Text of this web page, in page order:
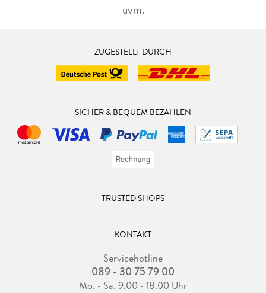
uvm.
ZUGESTELLT DURCH
SICHER & BEQUEM BEZAHLEN
TRUSTED SHOPS
KONTAKT
Servicehotline
089 - 30 75 79 00
Mo. - Sa. 9.00 - 18.00 Uhr